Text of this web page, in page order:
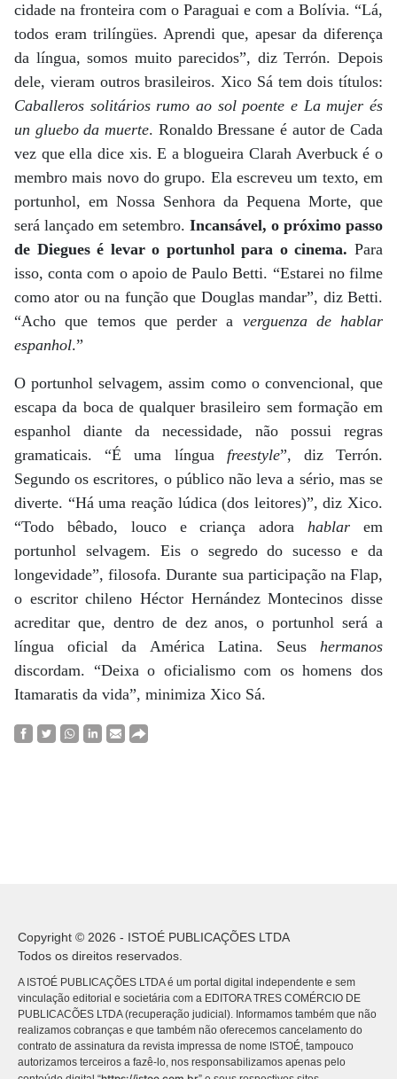
cidade na fronteira com o Paraguai e com a Bolívia. “Lá,
todos eram trilíngües. Aprendi que, apesar da diferença
da língua, somos muito parecidos”, diz Terrón. Depois
dele, vieram outros brasileiros. Xico Sá tem dois títulos:
Caballeros solitários rumo ao sol poente e La mujer és
un gluebo da muerte. Ronaldo Bressane é autor de Cada
vez que ella dice xis. E a blogueira Clarah Averbuck é o
membro mais novo do grupo. Ela escreveu um texto, em
portunhol, em Nossa Senhora da Pequena Morte, que
será lançado em setembro. Incansável, o próximo passo
de Diegues é levar o portunhol para o cinema. Para
isso, conta com o apoio de Paulo Betti. “Estarei no filme
como ator ou na função que Douglas mandar”, diz Betti.
“Acho que temos que perder a verguenza de hablar
espanhol.”
O portunhol selvagem, assim como o convencional, que
escapa da boca de qualquer brasileiro sem formação em
espanhol diante da necessidade, não possui regras
gramaticais. “É uma língua freestyle”, diz Terrón.
Segundo os escritores, o público não leva a sério, mas se
diverte. “Há uma reação lúdica (dos leitores)”, diz Xico.
“Todo bêbado, louco e criança adorahablar em
portunhol selvagem. Eis o segredo do sucesso e da
longevidade”, filosofa. Durante sua participação na Flap,
o escritor chileno Héctor Hernández Montecinos disse
acreditar que, dentro de dez anos, o portunhol será a
língua oficial da América Latina. Seus hermanos
discordam. “Deixa o oficialismo com os homens dos
Itamaratis da vida”, minimiza Xico Sá.
Copyright © 2026 - ISTOÉ PUBLICAÇÕES LTDA
Todos os direitos reservados.
A ISTOÉ PUBLICAÇÕES LTDA é um portal digital independente e sem
vinculação editorial e societária com a EDITORA TRES COMÉRCIO DE
PUBLICACÕES LTDA (recuperação judicial). Informamos também que não
realizamos cobranças e que também não oferecemos cancelamento do
contrato de assinatura da revista impressa de nome ISTOÉ, tampouco
autorizamos terceiros a fazê-lo, nos responsabilizamos apenas pelo